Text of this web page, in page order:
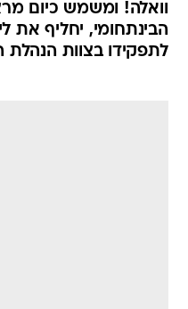
וואלה! ומשמש כיום
הבינתחומי, יחליף את
לתפקידו בצוות הנהלת